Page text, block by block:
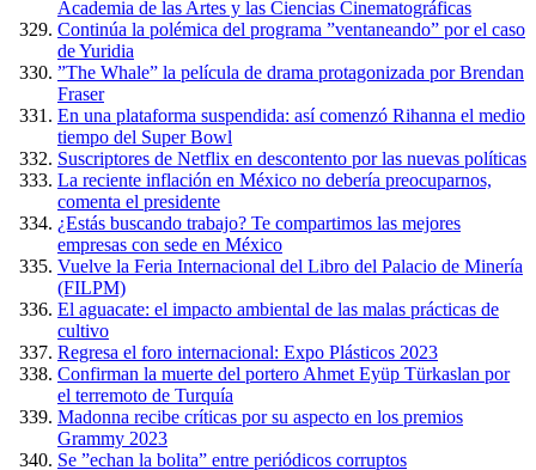
Academia de las Artes y las Ciencias Cinematográficas
Continúa la polémica del programa ”ventaneando” por el caso
de Yuridia
”The Whale” la película de drama protagonizada por Brendan
Fraser
En una plataforma suspendida: así comenzó Rihanna el medio
tiempo del Super Bowl
Suscriptores de Netflix en descontento por las nuevas políticas
La reciente inflación en México no debería preocuparnos,
comenta el presidente
¿Estás buscando trabajo? Te compartimos las mejores
empresas con sede en México
Vuelve la Feria Internacional del Libro del Palacio de Minería
(FILPM)
El aguacate: el impacto ambiental de las malas prácticas de
cultivo
Regresa el foro internacional: Expo Plásticos 2023
Confirman la muerte del portero Ahmet Eyüp Türkaslan por
el terremoto de Turquía
Madonna recibe críticas por su aspecto en los premios
Grammy 2023
Se ”echan la bolita” entre periódicos corruptos